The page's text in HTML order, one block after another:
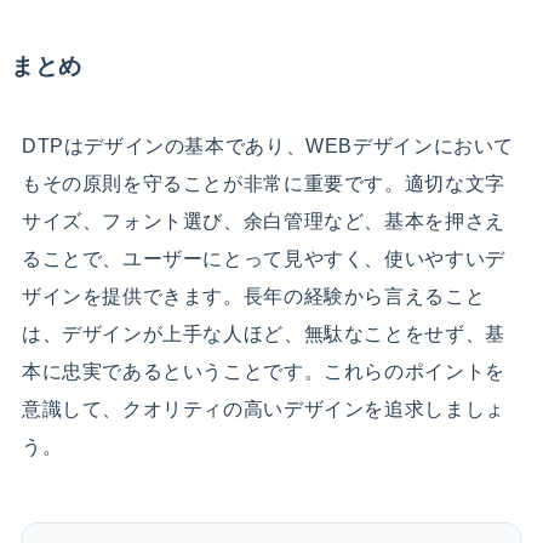
まとめ
DTPはデザインの基本であり、WEBデザインにおいて
もその原則を守ることが非常に重要です。適切な文字
サイズ、フォント選び、余白管理など、基本を押さえ
ることで、ユーザーにとって見やすく、使いやすいデ
ザインを提供できます。長年の経験から言えること
は、デザインが上手な人ほど、無駄なことをせず、基
本に忠実であるということです。これらのポイントを
意識して、クオリティの高いデザインを追求しましょ
う。